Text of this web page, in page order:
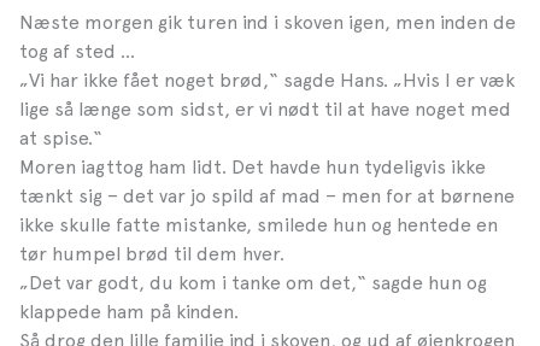
Næste morgen gik turen ind i skoven igen, men inden de
tog af sted …
„Vi har ikke fået noget brød,“ sagde Hans. „Hvis I er væk
lige så længe som sidst, er vi nødt til at have noget med
at spise.“
Moren iagttog ham lidt. Det havde hun tydeligvis ikke
tænkt sig – det var jo spild af mad – men for at børnene
ikke skulle fatte mistanke, smilede hun og hentede en
tør humpel brød til dem hver.
„Det var godt, du kom i tanke om det,“ sagde hun og
klappede ham på kinden.
Så drog den lille familie ind i skoven, og ud af øjenkrogen